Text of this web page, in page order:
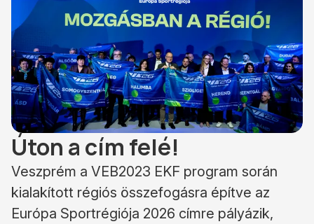
Úton a cím felé!
Veszprém a VEB2023 EKF program során
kialakított régiós összefogásra építve az
Európa Sportrégiója 2026 címre pályázik,